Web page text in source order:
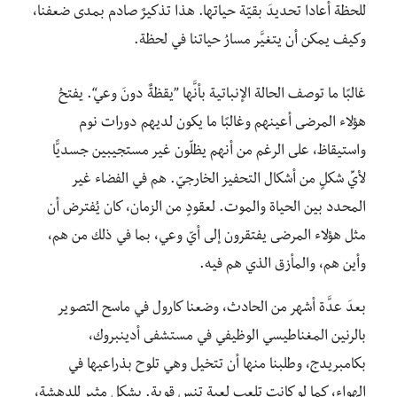
للحظة أعادا تحديدَ بقيّة حياتها. هذا تذكيرٌ صادم بمدى ضعفنا،
وكيف يمكن أن يتغيَّر مسارُ حياتنا في لحظة.
غالبًا ما توصف الحالة الإنباتية بأنَّها ”يقظةٌ دونَ وعي“. يفتحُ
هؤلاء المرضى أعينهم وغالبًا ما يكون لديهم دورات نوم
واستيقاظ، على الرغم من أنهم يظلّون غير مستجيبين جسديًّا
لأيِّ شكلٍ من أشكال التحفيز الخارجيّ. هم في الفضاء غير
المحدد بين الحياة والموت. لعقودٍ من الزمان، كان يُفترض أن
مثل هؤلاء المرضى يفتقرون إلى أيّ وعي، بما في ذلك من هم،
وأين هم، والمأزق الذي هم فيه.
بعدَ عدَّة أشهر من الحادث، وضعنا كارول في ماسح التصوير
بالرنين المغناطيسي الوظيفي في مستشفى أدينبروك،
بكامبريدج، وطلبنا منها أن تتخيل وهي تلوح بذراعيها في